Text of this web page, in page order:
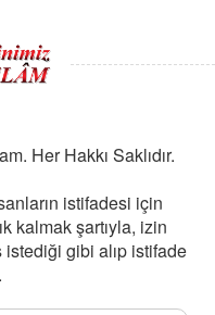
Her Hakkı Saklıdır.
istifadesi için
kalmak şartıyla, izin
gibi alıp istifade